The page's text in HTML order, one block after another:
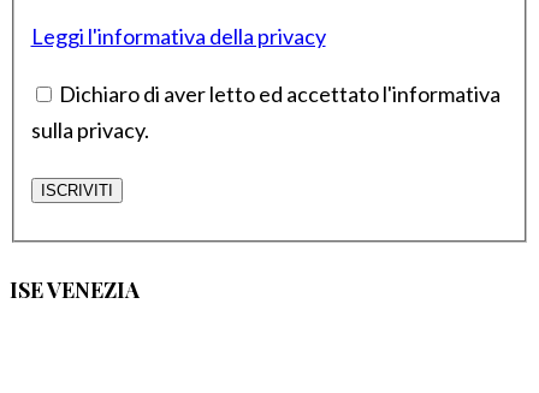
Leggi l'informativa della privacy
Dichiaro di aver letto ed accettato l'informativa
sulla privacy.
ISE VENEZIA